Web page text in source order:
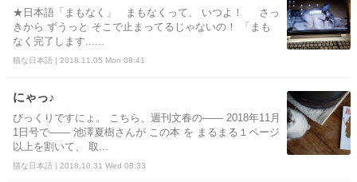
★日本語「まもなく」 まもなくって、 いつよ！ さっ
きから ずうっと そこで止まってるじゃないの！ 「まも
なく完了します......
猫な日本語 | 2018.11.05 Mon 08:41
にゃっ♪
びっくりですにょ。 こちら、週刊文春の―― 2018年11月
1日号で―― 池澤夏樹さんが この本 を まるまる１ページ
以上を割いて、 取...
猫な日本語 | 2018.10.31 Wed 08:33